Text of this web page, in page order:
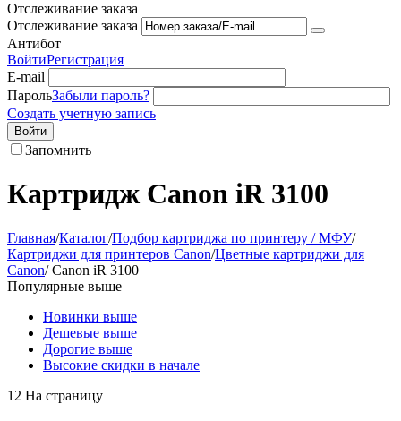
Отслеживание заказа
Отслеживание заказа
Антибот
ВойтиРегистрация
E-mail
ПарольЗабыли пароль?
Создать учетную запись
Войти
Запомнить
Картридж Canon iR 3100
Главная/Каталог/Подбор картриджа по принтеру / МФУ/
Картриджи для принтеров Сanon/Цветные картриджи для
Сanon/Canon iR 3100
Популярные выше
Новинки выше
Дешевые выше
Дорогие выше
Высокие скидки в начале
12 На страницу